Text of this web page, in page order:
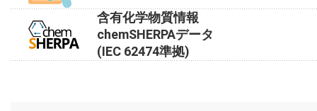
含有化学物質情報
chemSHERPAデータ
(IEC 62474準拠)